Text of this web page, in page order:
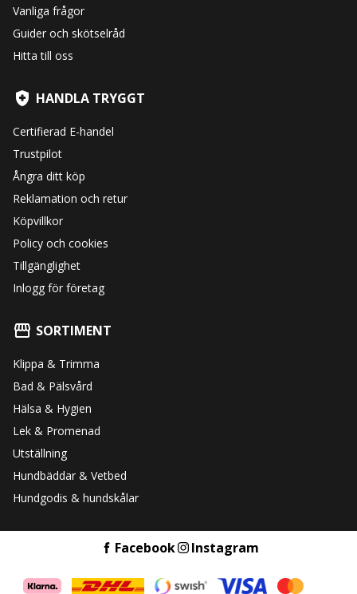
Vanliga frågor
Guider och skötselråd
Hitta till oss
HANDLA TRYGGT
Certifierad E-handel
Trustpilot
Ångra ditt köp
Reklamation och retur
Köpvillkor
Policy och cookies
Tillgänglighet
Inlogg för företag
SORTIMENT
Klippa & Trimma
Bad & Pälsvård
Hälsa & Hygien
Lek & Promenad
Utställning
Hundbäddar & Vetbed
Hundgodis & hundskålar
Facebook Instagram